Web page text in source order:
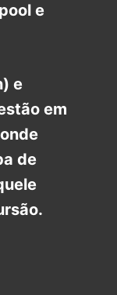
e
e
em
de